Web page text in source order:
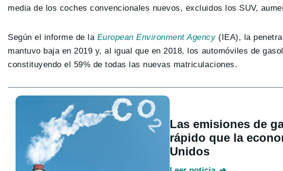
media de los coches convencionales nuevos, excluidos los SUV,
Según el informe de la European Environment Agency(IEA), la
mantuvo baja en 2019 y, al igual que en 2018, los automóviles de
constituyendo el 59% de todas las nuevas matriculaciones.
Las emisiones de
rápido que la
Unidos